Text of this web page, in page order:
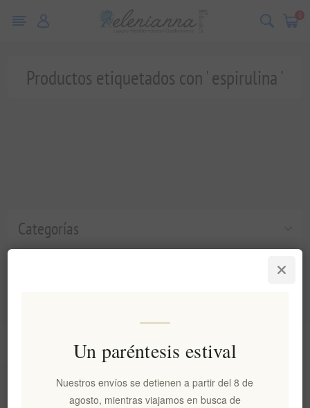
0
Categorías
Productos etiquetados con ' espirulina '
Información
Mi cuenta
Un paréntesis estival
Nuestros envíos se detienen a partir del 8 de
agosto, mientras viajamos en busca de